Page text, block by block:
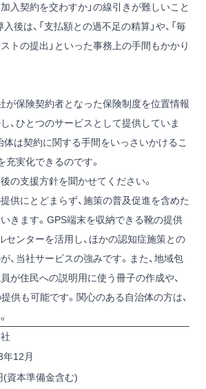
入契約を交わすか」の線引きが難しいこと
後は、「支払額との過不足の精算」や、「毎
トの提出」といった事務上の手間もかかり
が保険契約者となった保険制度を位置情報
、ひとつのサービスとして提供していま
体は契約に関する手間をいっさいかけるこ
充実化できるのです。
の支援方針を聞かせてください。
供にとどまらず、施策の普及促進を含めた
きます。GPS端末を収納できる靴の提供
センターを活用し、ほかの認知症施策との
、当社サービスの強みです。また、地域包
が住民への説明用に使う冊子の作成や、
供も可能です。関心のある自治体の方は、
年12月
(資本準備金含む)